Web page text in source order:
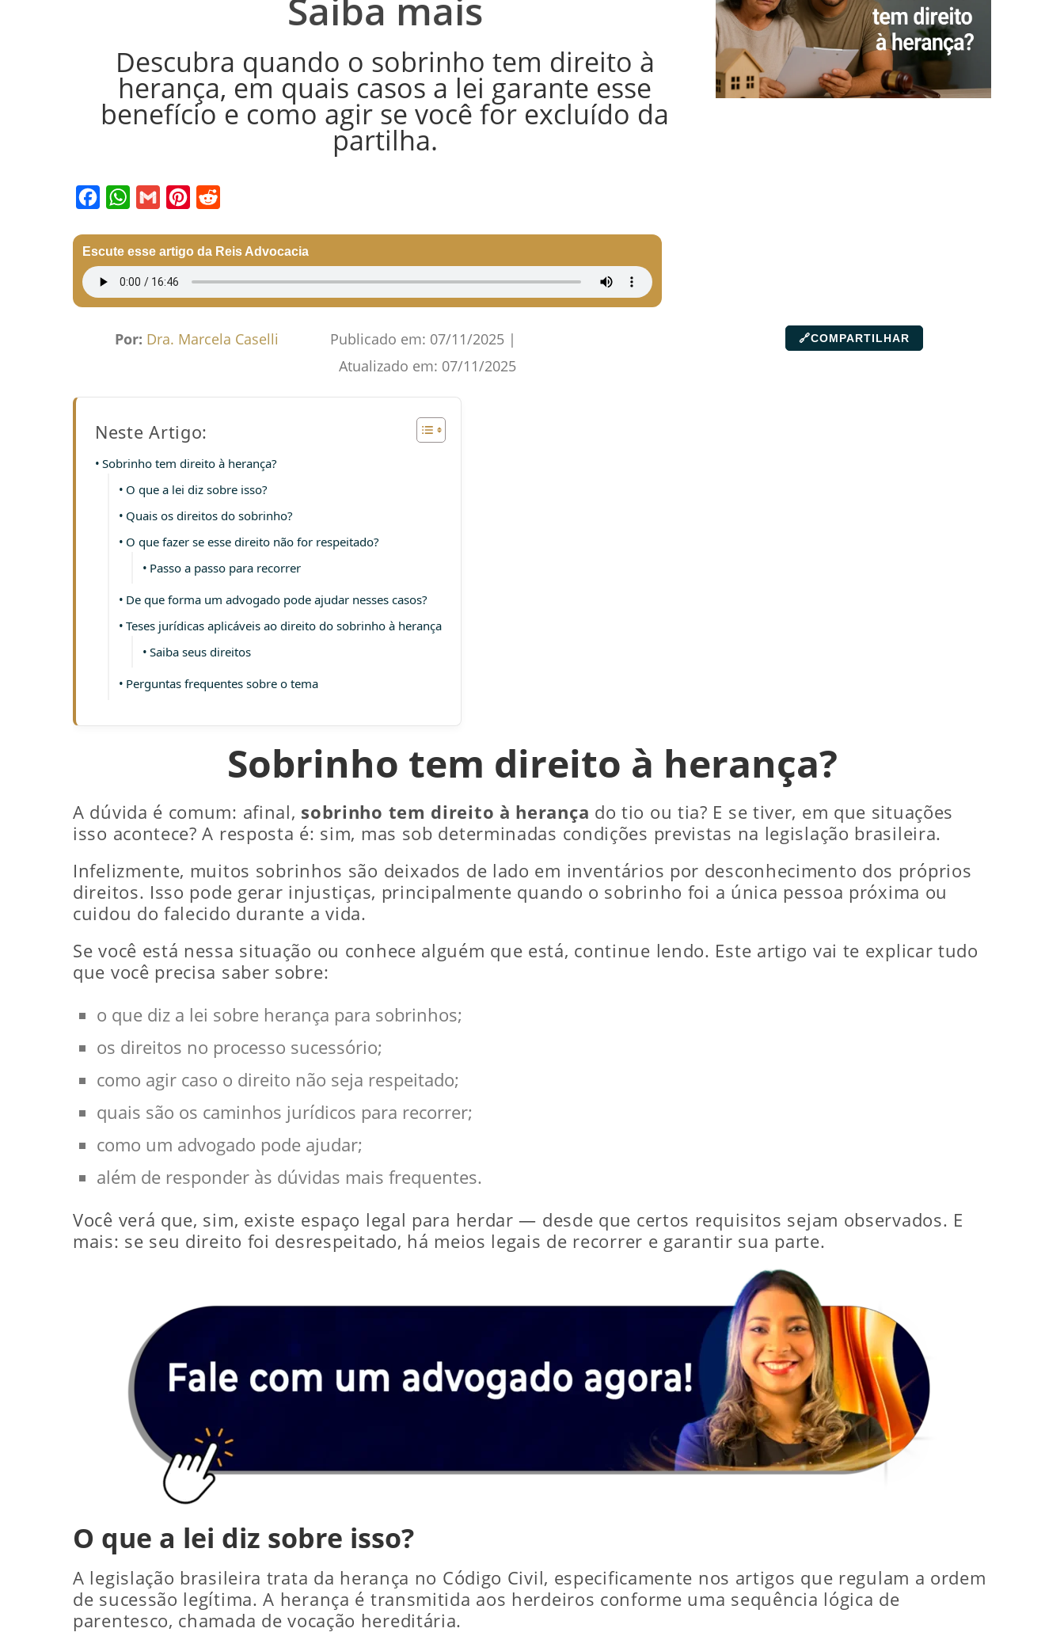
Saiba mais
Descubra quando o sobrinho tem direito à
herança, em quais casos a lei garante esse
benefício e como agir se você for excluído da
partilha.
Escute esse artigo da Reis Advocacia
Por: Dra. Marcela Caselli Publicado em: 07/11/2025 |
Atualizado em: 07/11/2025
🔗COMPARTILHAR
Neste Artigo:
Sobrinho tem direito à herança?
O que a lei diz sobre isso?
Quais os direitos do sobrinho?
O que fazer se esse direito não for respeitado?
Passo a passo para recorrer
De que forma um advogado pode ajudar nesses casos?
Teses jurídicas aplicáveis ao direito do sobrinho à herança
Saiba seus direitos
Perguntas frequentes sobre o tema
Sobrinho tem direito à herança?
A dúvida é comum: afinal, sobrinho tem direito à herança do tio ou tia? E se tiver, em que situações
isso acontece? A resposta é: sim, mas sob determinadas condições previstas na legislação brasileira.
Infelizmente, muitos sobrinhos são deixados de lado em inventários por desconhecimento dos próprios
direitos. Isso pode gerar injustiças, principalmente quando o sobrinho foi a única pessoa próxima ou
cuidou do falecido durante a vida.
Se você está nessa situação ou conhece alguém que está, continue lendo. Este artigo vai te explicar tudo
que você precisa saber sobre:
o que diz a lei sobre herança para sobrinhos;
os direitos no processo sucessório;
como agir caso o direito não seja respeitado;
quais são os caminhos jurídicos para recorrer;
como um advogado pode ajudar;
além de responder às dúvidas mais frequentes.
Você verá que, sim, existe espaço legal para herdar — desde que certos requisitos sejam observados. E
mais: se seu direito foi desrespeitado, há meios legais de recorrer e garantir sua parte.
O que a lei diz sobre isso?
A legislação brasileira trata da herança no Código Civil, especificamente nos artigos que regulam a ordem
de sucessão legítima. A herança é transmitida aos herdeiros conforme uma sequência lógica de
parentesco, chamada de vocação hereditária.